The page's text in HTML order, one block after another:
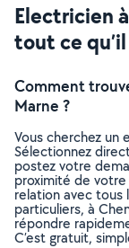
Electricien
tout ce
Comment
Marne ?
Vous cherchez un
Sélectionnez
postez votre
proximité de votre
relation avec tous
particuliers, à
répondre
C’est gratuit,